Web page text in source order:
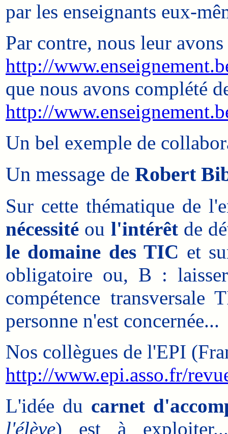
par les enseignants eux-
Par contre, nous leur
http://
que nous avons complété
http://
Un bel exemple de
Un message de Robert
Sur cette thématique de
nécessité ou l'intérêtde
le domaine des TIC et
obligatoire ou, B :
compétence
personne n'est concernée...
Nos collègues de l'EPI
http://www.epi.asso.fr/
L'idée du carnet
l'élève) est à